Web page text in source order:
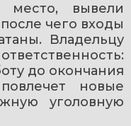
вывели
чего входы
Владельцу
до окончания
новые
уголовную